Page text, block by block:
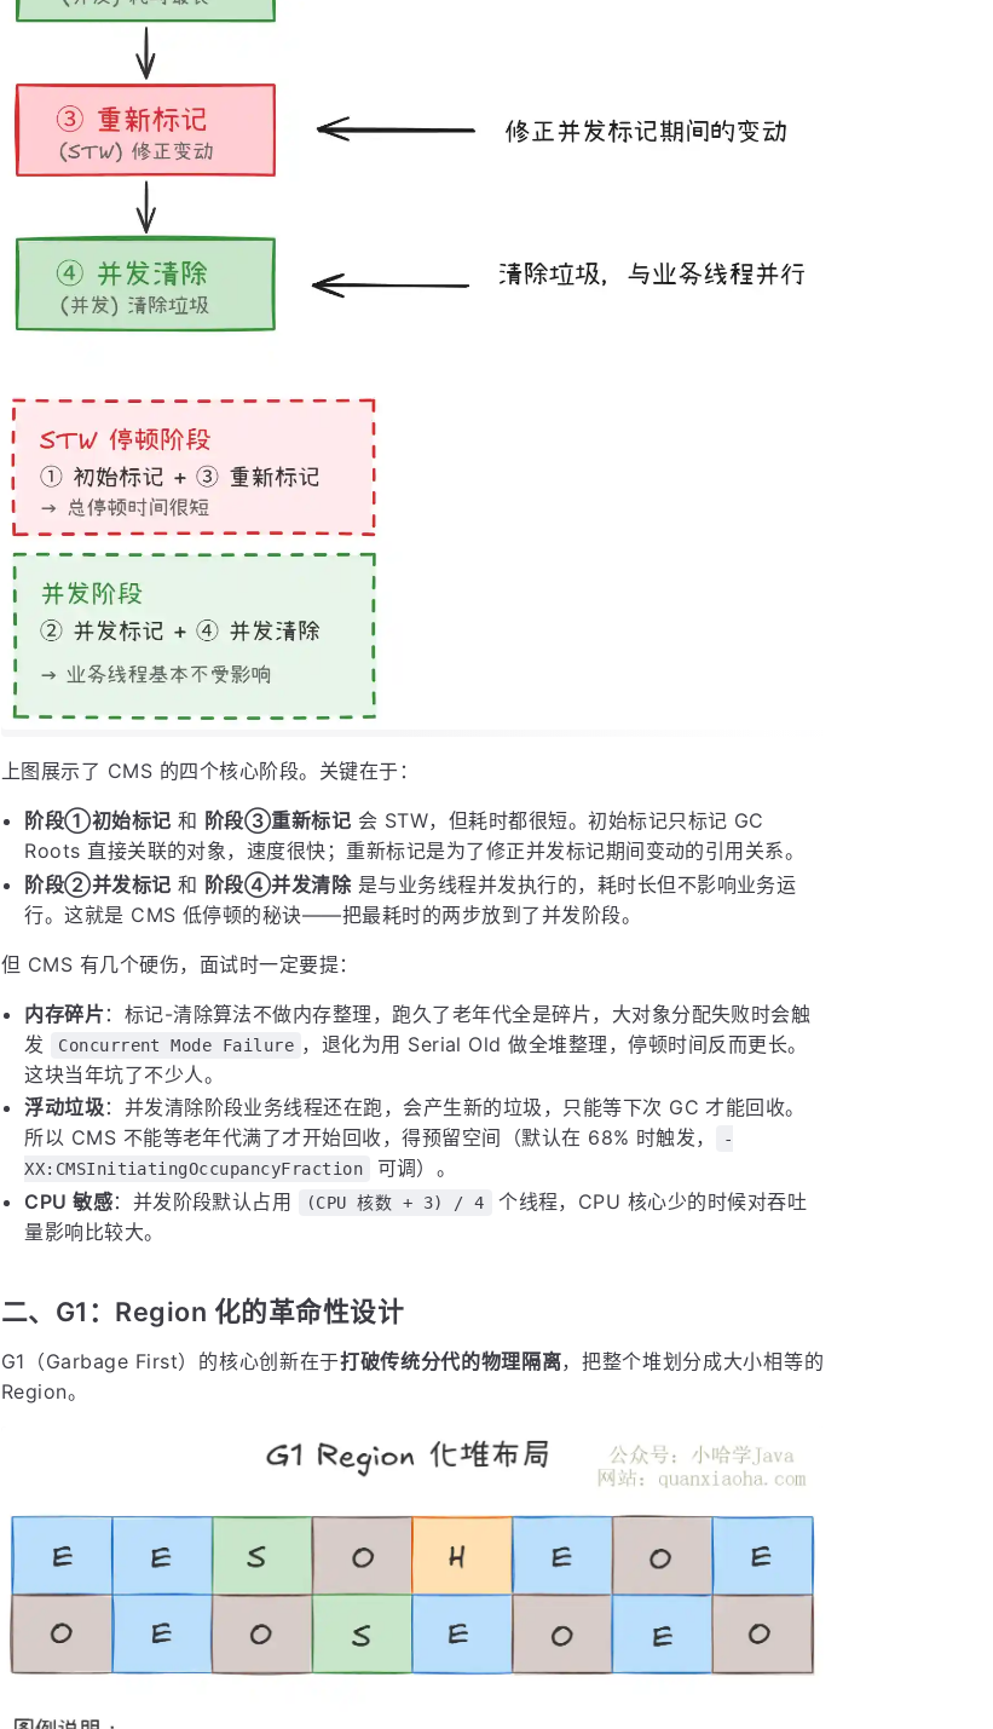
上图展示了 CMS 的四个核心阶段。关键在于：
阶段①初始标记 和 阶段③重新标记 会 STW，但耗时都很短。初始标记只标记 GC
Roots 直接关联的对象，速度很快；重新标记是为了修正并发标记期间变动的引用关系。
阶段②并发标记 和 阶段④并发清除是与业务线程并发执行的，耗时长但不影响业务运
行。这就是 CMS 低停顿的秘诀——把最耗时的两步放到了并发阶段。
但 CMS 有几个硬伤，面试时一定要提：
内存碎片 ：标记-清除算法不做内存整理，跑久了老年代全是碎片，大对象分配失败时会触
发
Concurrent Mode Failure ，退化为用 Serial Old 做全堆整理，停顿时间反而更长。
这块当年坑了不少人。
浮动垃圾：并发清除阶段业务线程还在跑，会产生新的垃圾，只能等下次 GC 才能回收。
所以 CMS 不能等老年代满了才开始回收，得预留空间（默认在 68% 时触发，
-
XX:CMSInitiatingOccupancyFraction
可调）。
CPU 敏感：并发阶段默认占用 (CPU 核数 + 3) / 4
个线程，CPU 核心少的时候对吞吐
量影响比较大。
二、G1：Region 化的革命性设计
G1（Garbage First）的核心创新在于打破传统分代的物理隔离，把整个堆划分成大小相等的
Region。